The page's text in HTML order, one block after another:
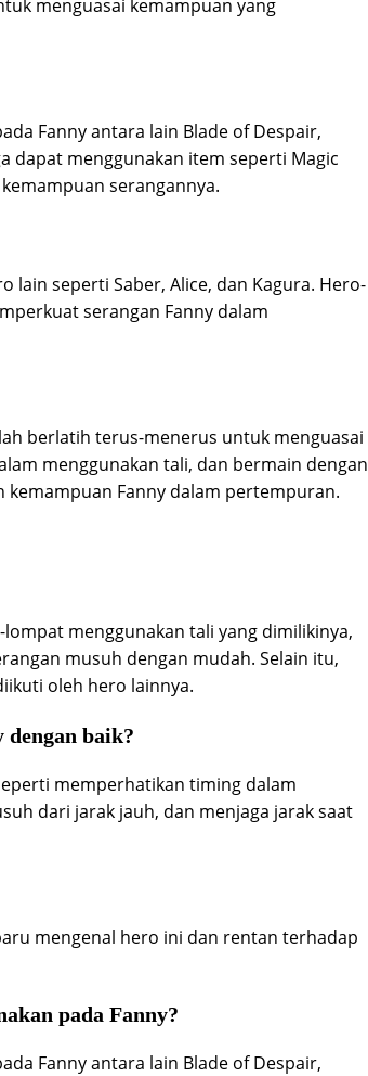
menguasai kemampuan yang
Fanny antara lain Blade of Despair,
dapat menggunakan item seperti Magic
serangannya.
lain seperti Saber, Alice, dan Kagura. Hero-
serangan Fanny dalam
berlatih terus-menerus untuk menguasai
menggunakan tali, dan bermain dengan
Fanny dalam pertempuran.
menggunakan tali yang dimilikinya,
musuh dengan mudah. Selain itu,
oleh hero lainnya.
dengan baik?
memperhatikan timing dalam
dari jarak jauh, dan menjaga jarak saat
mengenal hero ini dan rentan terhadap
pada Fanny?
Fanny antara lain Blade of Despair,